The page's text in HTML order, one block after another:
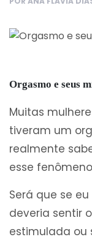
Orgasmo e seus
Muitas
tiveram um
realmente
esse
Será que se
deveria sentir
estimulada ou